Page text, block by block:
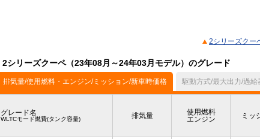
2シリーズクー
2シリーズクーペ（23年08月～24年03月モデル）のグレード
排気量/使用燃料・エンジン/ミッション/新車時価格 駆動方式/最大出力/過
グレード名
WLTCモード燃費(タンク容量) 排気量
使用燃料
エンジン
ミッ